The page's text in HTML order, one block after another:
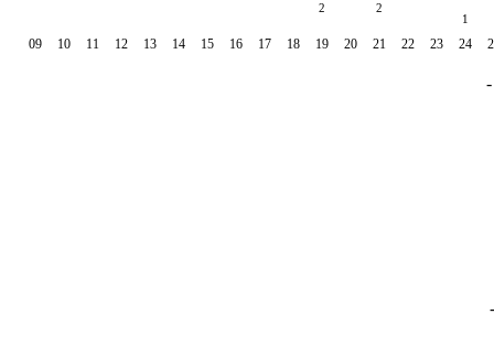
09 10 11 12 13 14 15 16 17 18
2
19 20
2
21 22 23
1
24